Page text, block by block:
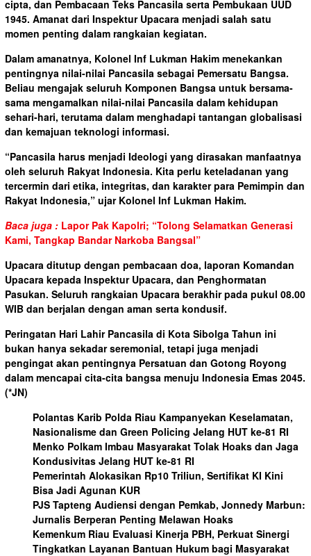
cipta, dan Pembacaan Teks Pancasila serta Pembukaan UUD
1945. Amanat dari Inspektur Upacara menjadi salah satu
momen penting dalam rangkaian kegiatan.
Dalam amanatnya, Kolonel Inf Lukman Hakim menekankan
pentingnya nilai-nilai Pancasila sebagai Pemersatu Bangsa.
Beliau mengajak seluruh Komponen Bangsa untuk bersama-
sama mengamalkan nilai-nilai Pancasila dalam kehidupan
sehari-hari, terutama dalam menghadapi tantangan globalisasi
dan kemajuan teknologi informasi.
“Pancasila harus menjadi Ideologi yang dirasakan manfaatnya
oleh seluruh Rakyat Indonesia. Kita perlu keteladanan yang
tercermin dari etika, integritas, dan karakter para Pemimpin dan
Rakyat Indonesia,” ujar Kolonel Inf Lukman Hakim.
Baca juga : Lapor Pak Kapolri; “Tolong Selamatkan Generasi
Kami, Tangkap Bandar Narkoba Bangsal”
Upacara ditutup dengan pembacaan doa, laporan Komandan
Upacara kepada Inspektur Upacara, dan Penghormatan
Pasukan. Seluruh rangkaian Upacara berakhir pada pukul 08.00
WIB dan berjalan dengan aman serta kondusif.
Peringatan Hari Lahir Pancasila di Kota Sibolga Tahun ini
bukan hanya sekadar seremonial, tetapi juga menjadi
pengingat akan pentingnya Persatuan dan Gotong Royong
dalam mencapai cita-cita bangsa menuju Indonesia Emas 2045.
(*JN)
Polantas Karib Polda Riau Kampanyekan Keselamatan,
Nasionalisme dan Green Policing Jelang HUT ke-81 RI
Menko Polkam Imbau Masyarakat Tolak Hoaks dan Jaga
Kondusivitas Jelang HUT ke-81 RI
Pemerintah Alokasikan Rp10 Triliun, Sertifikat KI Kini
Bisa Jadi Agunan KUR
PJS Tapteng Audiensi dengan Pemkab, Jonnedy Marbun:
Jurnalis Berperan Penting Melawan Hoaks
Kemenkum Riau Evaluasi Kinerja PBH, Perkuat Sinergi
Tingkatkan Layanan Bantuan Hukum bagi Masyarakat